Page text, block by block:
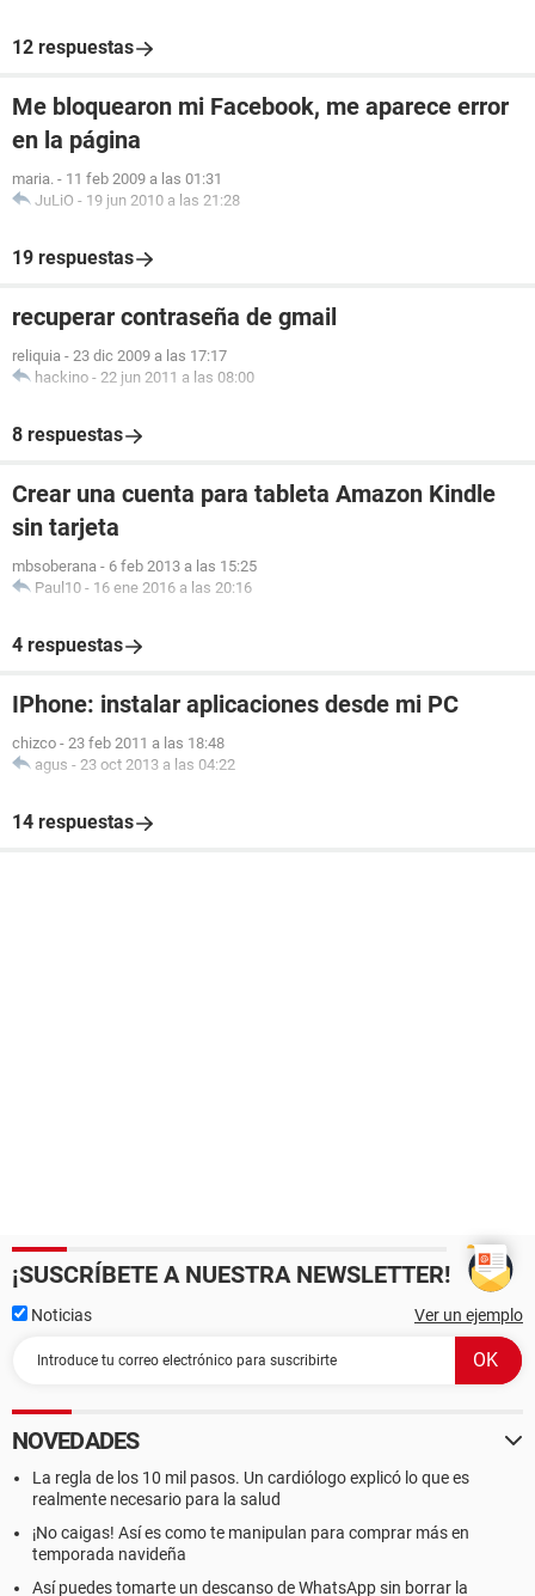
12 respuestas
Me bloquearon mi Facebook, me aparece error
en la página
maria. - 11 feb 2009 a las 01:31
JuLiO - 19 jun 2010 a las 21:28
19 respuestas
recuperar contraseña de gmail
reliquia - 23 dic 2009 a las 17:17
hackino - 22 jun 2011 a las 08:00
8 respuestas
Crear una cuenta para tableta Amazon Kindle
sin tarjeta
mbsoberana - 6 feb 2013 a las 15:25
Paul10 - 16 ene 2016 a las 20:16
4 respuestas
IPhone: instalar aplicaciones desde mi PC
chizco - 23 feb 2011 a las 18:48
agus - 23 oct 2013 a las 04:22
14 respuestas
¡SUSCRÍBETE A NUESTRA NEWSLETTER!
Noticias Ver un ejemplo
NOVEDADES
La regla de los 10 mil pasos. Un cardiólogo explicó lo que es
realmente necesario para la salud
¡No caigas! Así es como te manipulan para comprar más en
temporada navideña
Así puedes tomarte un descanso de WhatsApp sin borrar la